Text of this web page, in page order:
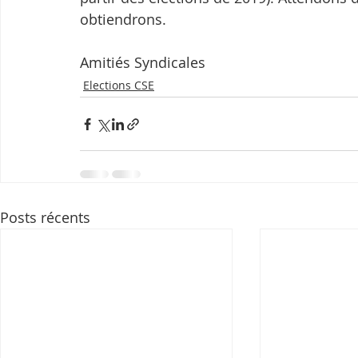
obtiendrons.
Amitiés Syndicales
Elections CSE
Posts récents